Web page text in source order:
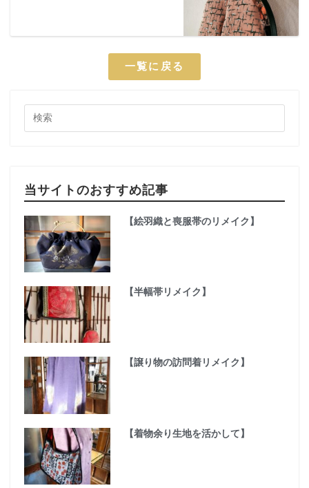
一覧に戻る
当サイトのおすすめ記事
【絵羽織と喪服帯のリメイク】
【半幅帯リメイク】
【譲り物の訪問着リメイク】
【着物余り生地を活かして】